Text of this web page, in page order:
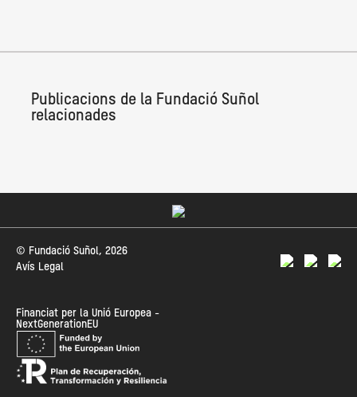
Publicacions de la Fundació Suñol
relacionades
© Fundació Suñol, 2026
Avís Legal
Financiat per la Unió Europea -
NextGenerationEU